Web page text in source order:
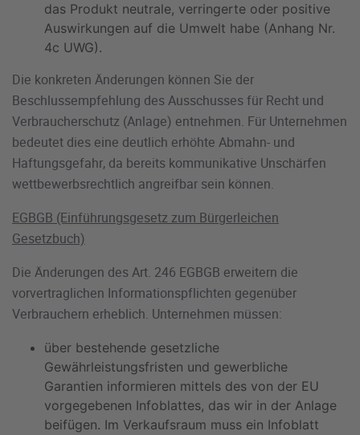
das Produkt neutrale, verringerte oder positive
Auswirkungen auf die Umwelt habe (Anhang Nr.
4c UWG).
Die konkreten Änderungen können Sie der
Beschlussempfehlung des Ausschusses für Recht und
Verbraucherschutz (Anlage) entnehmen. Für Unternehmen
bedeutet dies eine deutlich erhöhte Abmahn- und
Haftungsgefahr, da bereits kommunikative Unschärfen
wettbewerbsrechtlich angreifbar sein können.
EGBGB (Einführungsgesetz zum Bürgerleichen
Gesetzbuch)
Die Änderungen des Art. 246 EGBGB erweitern die
vorvertraglichen Informationspflichten gegenüber
Verbrauchern erheblich. Unternehmen müssen:
über bestehende gesetzliche
Gewährleistungsfristen und gewerbliche
Garantien informieren mittels des von der EU
vorgegebenen Infoblattes, das wir in der Anlage
beifügen. Im Verkaufsraum muss ein Infoblatt